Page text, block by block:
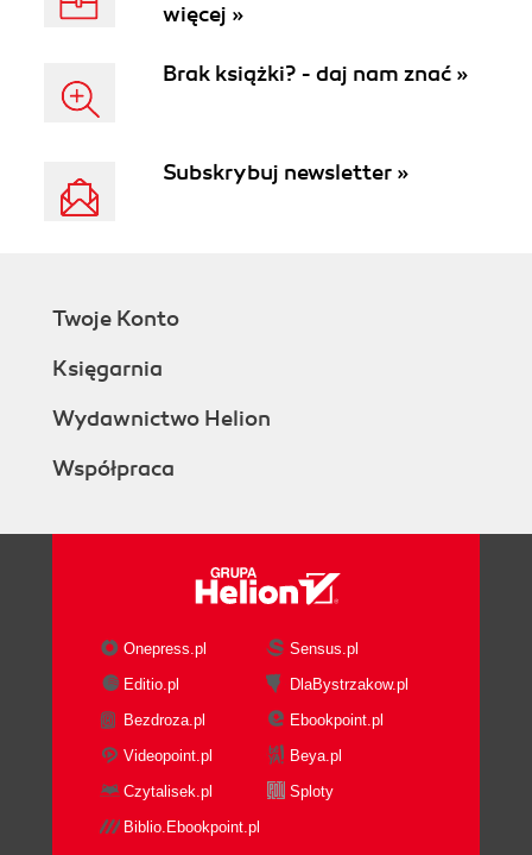
więcej »
Brak książki? - daj nam znać »
Subskrybuj newsletter »
Twoje Konto
Księgarnia
Wydawnictwo Helion
Współpraca
Onepress.pl
Sensus.pl
Editio.pl
DlaBystrzakow.pl
Bezdroza.pl
Ebookpoint.pl
Videopoint.pl
Beya.pl
Czytalisek.pl
Sploty
Biblio.Ebookpoint.pl